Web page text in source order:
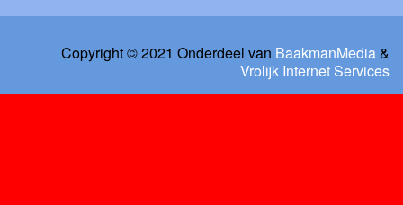
Copyright © 2021 Onderdeel van BaakmanMedia&
Vrolijk Internet Services